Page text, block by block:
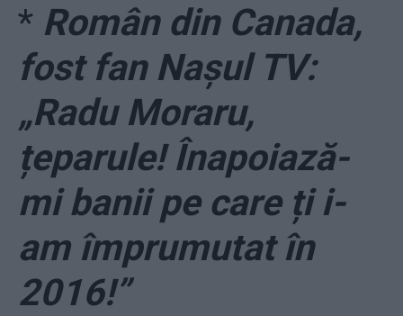
* Român din Canada,
fost fan Nașul TV:
„Radu Moraru,
țeparule! Înapoiază-
mi banii pe care ți i-
am împrumutat în
2016!”